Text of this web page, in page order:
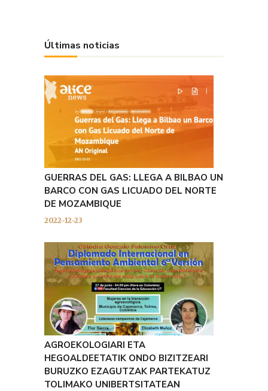
Últimas noticias
GUERRAS DEL GAS: LLEGA A BILBAO UN
BARCO CON GAS LICUADO DEL NORTE
DE MOZAMBIQUE
2022-12-23
AGROEKOLOGIARI ETA
HEGOALDEETATIK ONDO BIZITZEARI
BURUZKO EZAGUTZAK PARTEKATUZ
TOLIMAKO UNIBERTSITATEAN